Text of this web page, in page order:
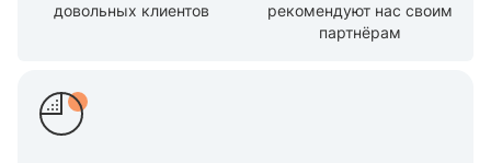
довольных клиентов
рекомендуют нас своим
партнёрам